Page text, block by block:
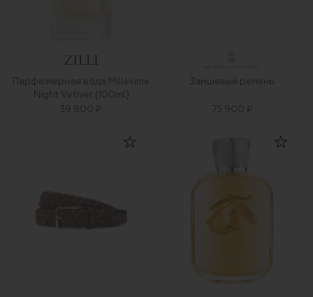
Парфюмерная вода Millesime
Night Vetiver (100ml)
39 900 ₽
Замшевый ремень
75 900 ₽